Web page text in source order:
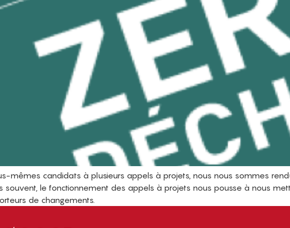
mêmes candidats à plusieurs appels à projets, nous nous sommes
souvent, le fonctionnement des appels à projets nous pousse à nous
de changements.